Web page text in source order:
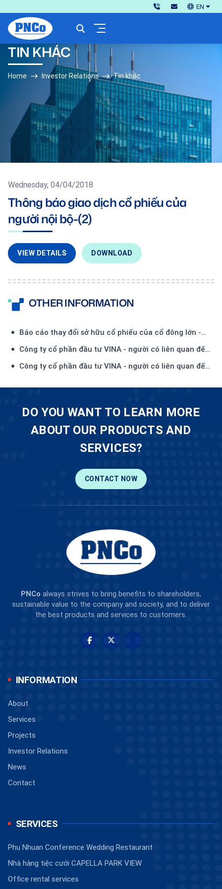
EN
TIN KHÁC
Home Investor Relations Tin khác
Wednesday, 04/04/2018
Thông báo giao dịch cổ phiếu của
người nội bộ-(2)
VIEW DETAILS DOWNLOAD
OTHER INFORMATION
Báo cáo thay đổi sở hữu cổ phiếu của cổ đông lớn -
Công ty TNHH Đầu tư và Thương mại Thiên Hải-(1)
Công ty cổ phần đầu tư VINA - người có liên quan đến
Ủy viên HĐQT - đăng ký mua 450.000 CP
Công ty cổ phần đầu tư VINA - người có liên quan đến
DO YOU WANT TO LEARN MORE
ABOUT OUR PRODUCTS AND
SERVICES?
CONTACT NOW
PNCo always strives to bring benefits to shareholders,
sustainable value to the company and society, and to deliver
the best products and services to customers.
INFORMATION
About
Services
Projects
Investor Relations
News
Contact
SERVICES
Phu Nhuan Conference Wedding Restaurant
Nhà hàng tiệc cưới CAPELLA PARK VIEW
Office rental services